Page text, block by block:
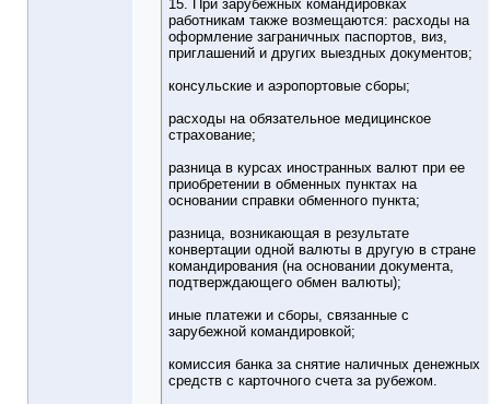
15. При зарубежных командировках
работникам также возмещаются: расходы на
оформление заграничных паспортов, виз,
приглашений и других выездных документов;
консульские и аэропортовые сборы;
расходы на обязательное медицинское
страхование;
разница в курсах иностранных валют при ее
приобретении в обменных пунктах на
основании справки обменного пункта;
разница, возникающая в результате
конвертации одной валюты в другую в стране
командирования (на основании документа,
подтверждающего обмен валюты);
иные платежи и сборы, связанные с
зарубежной командировкой;
комиссия банка за снятие наличных денежных
средств с карточного счета за рубежом.